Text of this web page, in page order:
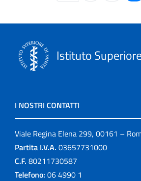
Istituto
I NOSTRI CONTATTI
Viale Regina Elena 299, 00161 –
Partita I.V.A. 03657731000
C.F. 80211730587
Telefono: 06 4990 1